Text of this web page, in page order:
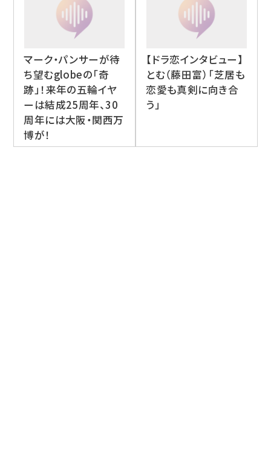
マーク・パンサーが待
ち望むglobeの「奇
跡」！来年の五輪イヤ
ーは結成25周年、30
周年には大阪・関西万
博が！
【ドラ恋インタビュー】
とむ（藤田富）「芝居も
恋愛も真剣に向き合
う」